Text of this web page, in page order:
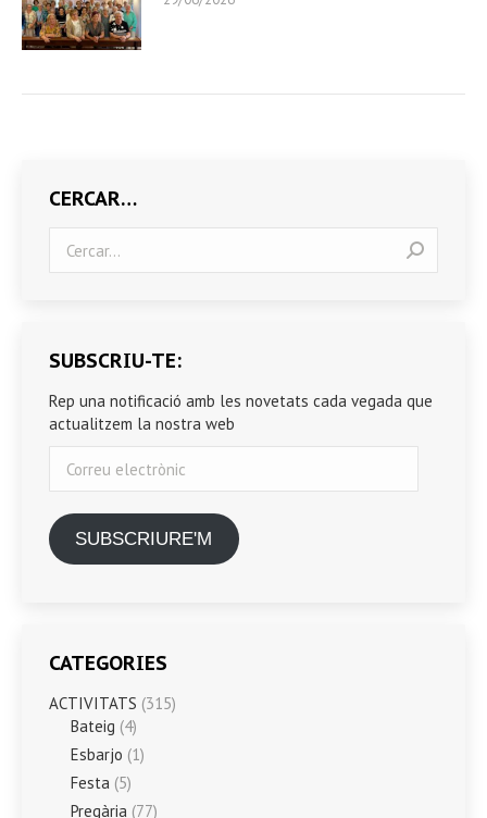
CERCAR…
SUBSCRIU-TE:
Rep una notificació amb les novetats cada vegada que
actualitzem la nostra web
electrònic
SUBSCRIURE'M
CATEGORIES
ACTIVITATS (315)
Bateig (4)
Esbarjo (1)
Festa (5)
Pregària (77)